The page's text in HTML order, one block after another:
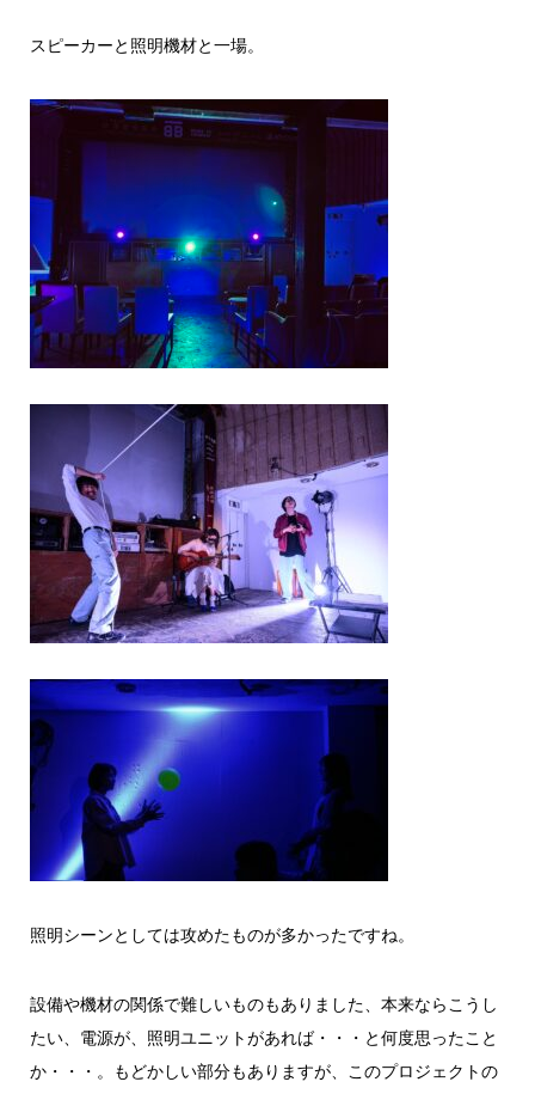
スピーカーと照明機材と一場。
照明シーンとしては攻めたものが多かったですね。
設備や機材の関係で難しいものもありました、本来ならこうし
たい、電源が、照明ユニットがあれば・・・と何度思ったこと
か・・・。もどかしい部分もありますが、このプロジェクトの